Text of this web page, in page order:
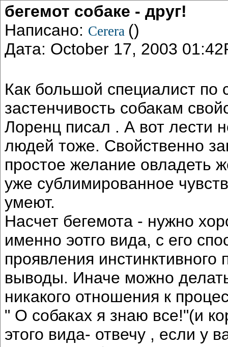
бегемот собаке - друг!
Написано: Cerera ()
Дата: October 17, 2003
Как большой специалист по
застенчивость собакам
Лоренц писал . А вот лести
людей тоже. Свойственно
простое желание овладеть
уже сублимированное
умеют.
Насчет бегемота - нужно
именно эотго вида, с его
проявления
выводы. Иначе можно
никакого отношения к
" О собаках я знаю все!"(и
этого вида- отвечу , если у